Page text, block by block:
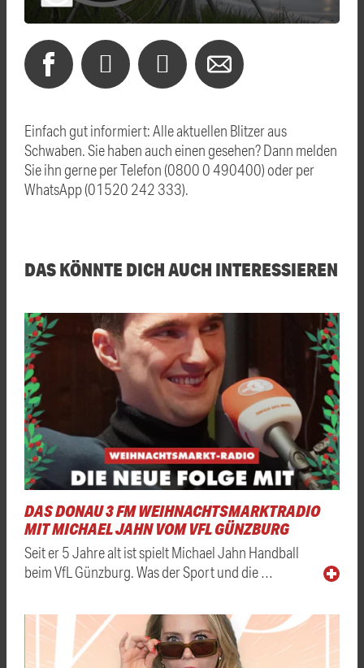
Einfach gut informiert: Alle aktuellen Blitzer aus
Schwaben. Sie haben auch einen gesehen? Dann melden
Sie ihn gerne per Telefon (0800 0 490400) oder per
WhatsApp (01520 242 333).
DAS KÖNNTE DICH AUCH INTERESSIEREN
DAS DONAU 3 FM WEIHNACHTSMARKTRADIO
MIT MICHAEL JAHN VOM VFL GÜNZBURG
Seit er 5 Jahre alt ist spielt Michael Jahn Handball
beim VfL Günzburg. Was der Sport und die …